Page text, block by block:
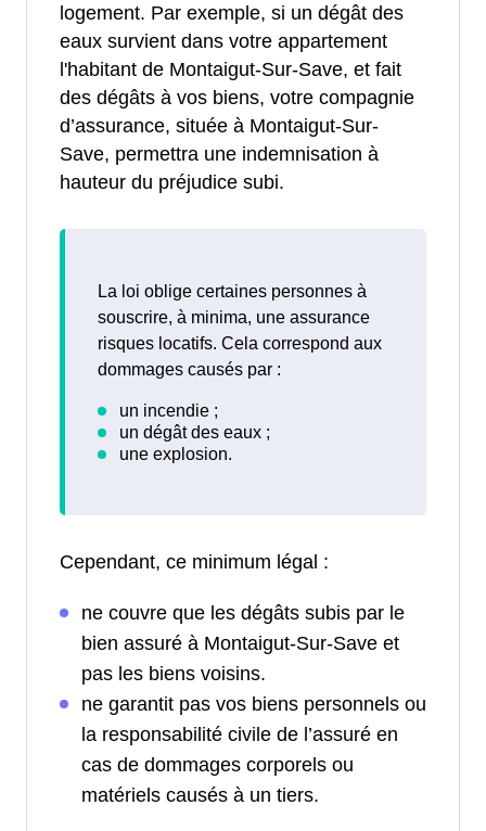
logement. Par exemple, si un dégât des
eaux survient dans votre appartement
l'habitant de Montaigut-Sur-Save, et fait
des dégâts à vos biens, votre compagnie
d’assurance, située à Montaigut-Sur-
Save, permettra une indemnisation à
hauteur du préjudice subi.
La loi oblige certaines personnes à
souscrire, à minima, une assurance
risques locatifs. Cela correspond aux
dommages causés par :
Cependant, ce minimum légal :
ne couvre que les dégâts subis par le
bien assuré à Montaigut-Sur-Save et
pas les biens voisins.
ne garantit pas vos biens personnels ou
la responsabilité civile de l’assuré en
cas de dommages corporels ou
matériels causés à un tiers.